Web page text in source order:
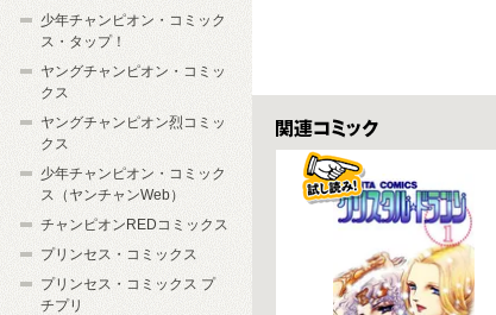
関連コミックス
少年チャンピオン・コミック
ス・タップ！
ヤングチャンピオン・コミッ
クス
ヤングチャンピオン烈コミッ
クス
少年チャンピオン・コミック
ス（ヤンチャンWeb）
チャンピオンREDコミックス
プリンセス・コミックス
プリンセス・コミックス プ
チプリ